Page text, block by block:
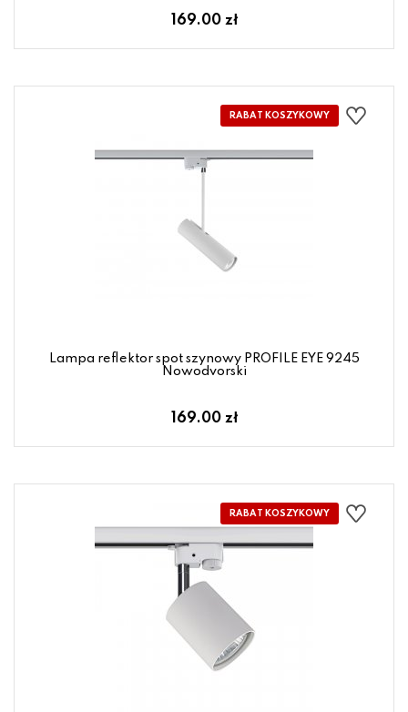
169.00 zł
Lampa reflektor spot szynowy PROFILE EYE 9245
Nowodvorski
169.00 zł